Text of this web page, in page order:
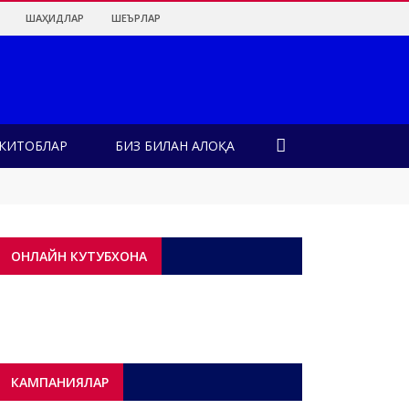
ШАҲИДЛАР ШЕЪРЛАР
КИТОБЛАР БИЗ БИЛАН АЛОҚА
ОНЛАЙН КУТУБХОНА
КАМПАНИЯЛАР